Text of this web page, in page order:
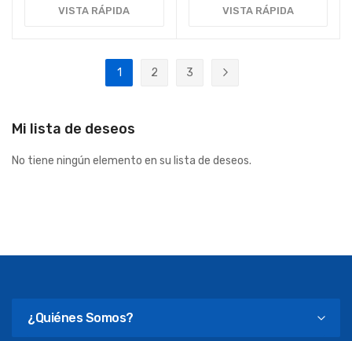
VISTA RÁPIDA VISTA RÁPIDA
Página
Actualmente estás leyendo página
1
2
3
Mi lista de deseos
No tiene ningún elemento en su lista de deseos.
¿Quiénes Somos?